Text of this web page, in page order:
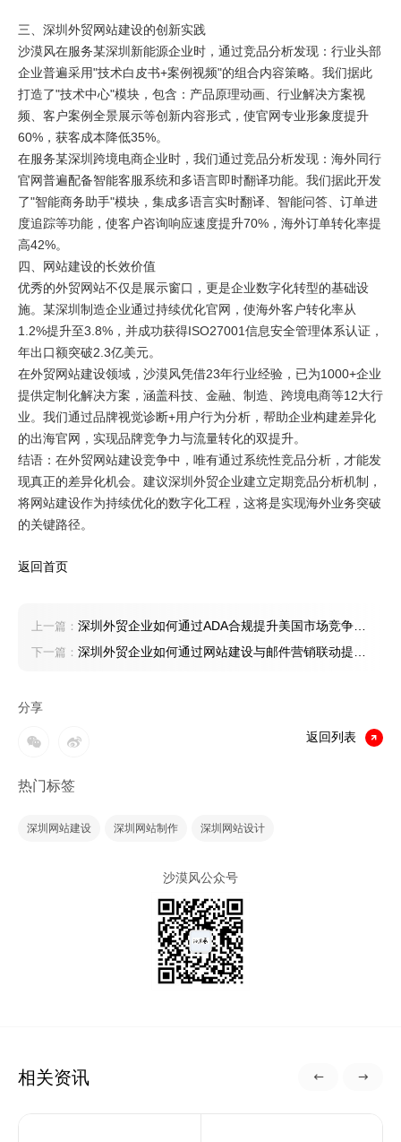
分享
返回列表
热门标签
深圳网站建设 深圳网站制作 深圳网站设计
沙漠风公众号
三、深圳外贸网站建设的创新实践
沙漠风在服务某深圳新能源企业时，通过竞品分析发现：行业头部
企业普遍采用"技术白皮书+案例视频"的组合内容策略。我们据此
打造了"技术中心"模块，包含：产品原理动画、行业解决方案视
频、客户案例全景展示等创新内容形式，使官网专业形象度提升
60%，获客成本降低35%。
在服务某深圳跨境电商企业时，我们通过竞品分析发现：海外同行
官网普遍配备智能客服系统和多语言即时翻译功能。我们据此开发
了"智能商务助手"模块，集成多语言实时翻译、智能问答、订单进
度追踪等功能，使客户咨询响应速度提升70%，海外订单转化率提
高42%。
四、网站建设的长效价值
优秀的外贸网站不仅是展示窗口，更是企业数字化转型的基础设
施。某深圳制造企业通过持续优化官网，使海外客户转化率从
1.2%提升至3.8%，并成功获得ISO27001信息安全管理体系认证，
年出口额突破2.3亿美元。
在外贸网站建设领域，沙漠风凭借23年行业经验，已为1000+企业
提供定制化解决方案，涵盖科技、金融、制造、跨境电商等12大行
业。我们通过品牌视觉诊断+用户行为分析，帮助企业构建差异化
的出海官网，实现品牌竞争力与流量转化的双提升。
结语：在外贸网站建设竞争中，唯有通过系统性竞品分析，才能发
现真正的差异化机会。建议深圳外贸企业建立定期竞品分析机制，
将网站建设作为持续优化的数字化工程，这将是实现海外业务突破
的关键路径。
返回首页
上一篇： 深圳外贸企业如何通过ADA合规提升美国市场竞争
力？
下一篇： 深圳外贸企业如何通过网站建设与邮件营销联动提升
相关资讯